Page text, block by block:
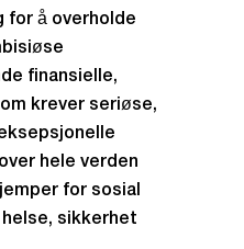
for å overholde
finansielle,
krever seriøse,
hele verden
for sosial
sikkerhet